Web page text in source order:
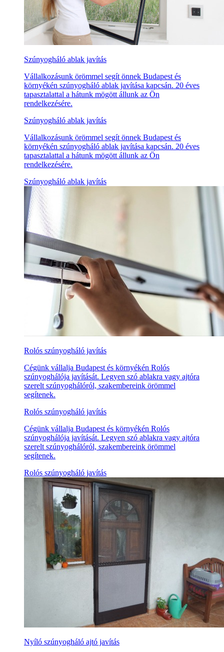
Szúnyogháló ablak javítás
Vállalkozásunk örömmel segít önnek Budapest és
környékén szúnyogháló ablak javítása kapcsán. 20 éves
tapasztalattal a hátunk mögött állunk az Ön
rendelkezésére.
Szúnyogháló ablak javítás
Vállalkozásunk örömmel segít önnek Budapest és
környékén szúnyogháló ablak javítása kapcsán. 20 éves
tapasztalattal a hátunk mögött állunk az Ön
rendelkezésére.
Szúnyogháló ablak javítás
Rolós szúnyogháló javítás
Cégünk vállalja Budapest és környékén Rolós
szúnyoghálója javítását. Legyen szó ablakra vagy ajtóra
szerelt szúnyoghálóról, szakembereink örömmel
segítenek.
Rolós szúnyogháló javítás
Cégünk vállalja Budapest és környékén Rolós
szúnyoghálója javítását. Legyen szó ablakra vagy ajtóra
szerelt szúnyoghálóról, szakembereink örömmel
segítenek.
Rolós szúnyogháló javítás
Nyíló szúnyogháló ajtó javítás